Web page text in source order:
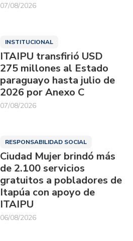
07/08/2026
INSTITUCIONAL
ITAIPU transfirió USD
275 millones al Estado
paraguayo hasta julio de
2026 por Anexo C
07/08/2026
RESPONSABILIDAD SOCIAL
Ciudad Mujer brindó más
de 2.100 servicios
gratuitos a pobladores de
Itapúa con apoyo de
ITAIPU
06/08/2026